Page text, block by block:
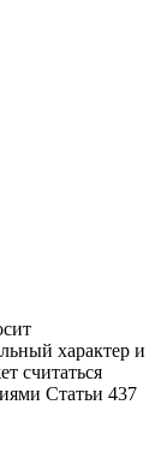
характер и
считаться
Статьи 437